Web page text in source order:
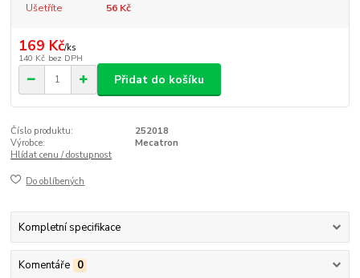
Ušetříte 56 Kč
169 Kč/ks
140 Kč bez DPH
Přidat do košíku
Číslo produktu:
252018
Výrobce:
Mecatron
Hlídat cenu / dostupnost
Do oblíbených
Kompletní specifikace
Komentáře 0